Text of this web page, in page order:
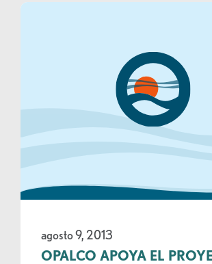
agosto 9, 2013
OPALCO APOYA EL